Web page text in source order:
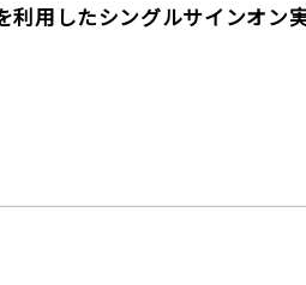
用したシングルサインオン